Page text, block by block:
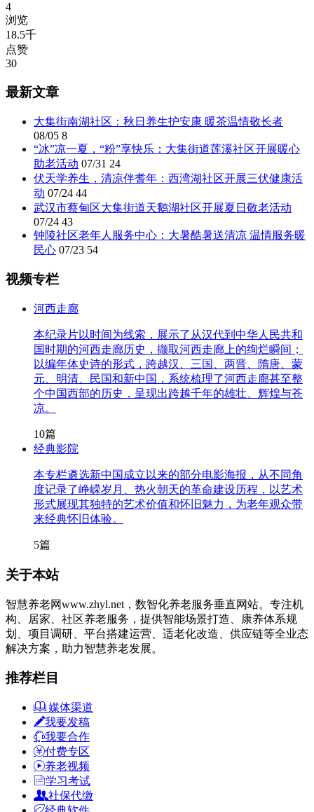
4
浏览
18.5千
点赞
30
最新文章
大集街南湖社区：秋日养生护安康 暖茶温情敬长者
08/05 8
“冰”凉一夏，“粉”享快乐：大集街道莲溪社区开展暖心
助老活动 07/31 24
伏天学养生，清凉伴耆年：西湾湖社区开展三伏健康活
动 07/24 44
武汉市蔡甸区大集街道天鹅湖社区开展夏日敬老活动
07/24 43
钟陵社区老年人服务中心：大暑酷暑送清凉 温情服务暖
民心 07/23 54
视频专栏
河西走廊
本纪录片以时间为线索，展示了从汉代到中华人民共和
国时期的河西走廊历史，撷取河西走廊上的绚烂瞬间；
以编年体史诗的形式，跨越汉、三国、两晋、隋唐、蒙
元、明清、民国和新中国，系统梳理了河西走廊甚至整
个中国西部的历史，呈现出跨越千年的雄壮、辉煌与苍
凉。
10篇
经典影院
本专栏遴选新中国成立以来的部分电影海报，从不同角
度记录了峥嵘岁月、热火朝天的革命建设历程，以艺术
形式展现其独特的艺术价值和怀旧魅力，为老年观众带
来经典怀旧体验。
5篇
关于本站
智慧养老网www.zhyl.net，数智化养老服务垂直网站。专注机
构、居家、社区养老服务，提供智能场景打造、康养体系规
划、项目调研、平台搭建运营、适老化改造、供应链等全业态
解决方案，助力智慧养老发展。
推荐栏目
媒体渠道
我要发稿
我要合作
付费专区
养老视频
学习考试
社保代缴